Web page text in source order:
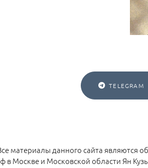
TELEGRAM
материалы данного сайта являются
в Москве и Московской области Ян